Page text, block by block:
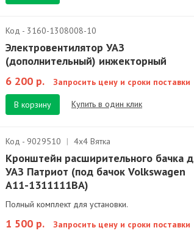
Код - 3160-1308008-10
Электровентилятор УАЗ
(дополнительный) инжекторный
6 200 р.
Запросить цену и сроки поставки
В корзину Купить в один клик
Код - 9029510 | 4х4 Вятка
Кронштейн расширительного бачка
УАЗ Патриот (под бачок Volkswagen
A11-1311111BA)
Полный комплект для установки.
1 500 р. Запросить цену и сроки поставки